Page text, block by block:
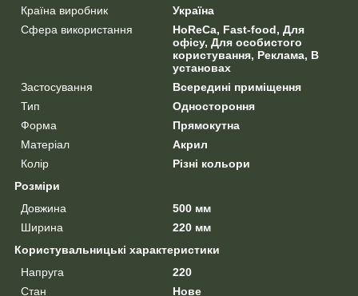
Країна виробник
Україна
Сфера використання
HoReCa, Fast-food, Для
офісу, Для особистого
користування, Реклама, В
установах
Застосування
Всередині приміщення
Тип
Одностороння
Форма
Прямокутна
Матеріал
Акрил
Колір
Різні кольори
Розміри
Довжина
500 мм
Ширина
220 мм
Користувальницькі характеристики
Напруга
220
Стан
Нове